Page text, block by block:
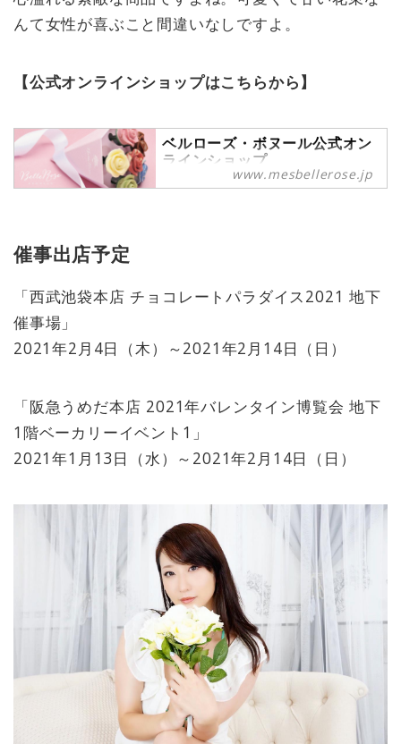
んて女性が喜ぶこと間違いなしですよ。
【公式オンラインショップはこちらから】
ベルローズ・ボヌール公式オン
ラインショップ
バラのショコラブーケ専門店 ベルロ
様々なシーンに合わせた贈り物にい
かがでしょうか。もっと気軽に、も
日常を楽しみませんか。
www.mesbellerose.jp
催事出店予定
「西武池袋本店 チョコレートパラダイス2021 地下
催事場」
2021年2月4日（木）～2021年2月14日（日）
「阪急うめだ本店 2021年バレンタイン博覧会 地下
1階ベーカリーイベント1」
2021年1月13日（水）～2021年2月14日（日）